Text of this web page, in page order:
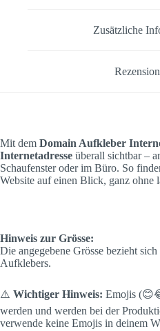
Zusätzliche
Mit dem Domain Aufkleber
Internetadresse überall sichtbar –
Schaufenster oder im Büro. So
Website auf einen Blick, ganz ohne
Hinweis zur Grösse:
Die angegebene Grösse bezieht
Aufklebers.
⚠️ Wichtiger Hinweis: Emojis
werden und werden bei der
verwende keine Emojis in deinem